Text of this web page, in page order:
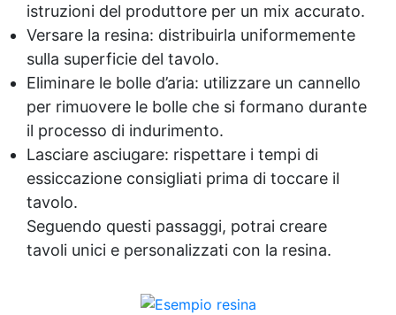
istruzioni del produttore per un mix accurato.
Versare la resina: distribuirla uniformemente
sulla superficie del tavolo.
Eliminare le bolle d’aria: utilizzare un cannello
per rimuovere le bolle che si formano durante
il processo di indurimento.
Lasciare asciugare: rispettare i tempi di
essiccazione consigliati prima di toccare il
tavolo.
Seguendo questi passaggi, potrai creare
tavoli unici e personalizzati con la resina.